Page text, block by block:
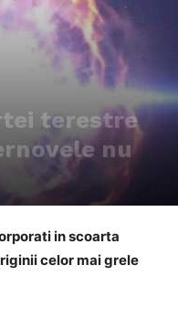
terestre
nu
in scoarta
celor mai grele